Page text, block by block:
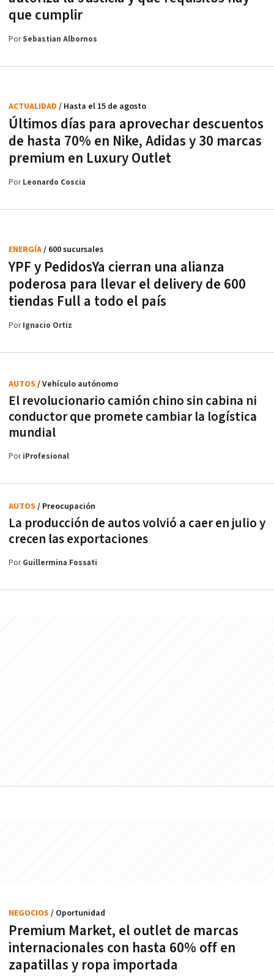
que cumplir
PorSebastian Albornos
Últimos días para aprovechar descuentos
de hasta 70% en Nike, Adidas y 30 marcas
premium en Luxury Outlet
ACTUALIDAD / Hasta el 15 de agosto
PorLeonardo Coscia
YPF y PedidosYa cierran una alianza
poderosa para llevar el delivery de 600
tiendas Full a todo el país
ENERGÍA/ 600 sucursales
PorIgnacio Ortiz
El revolucionario camión chino sin cabina ni
conductor que promete cambiar la logística
mundial
AUTOS / Vehículo autónomo
PoriProfesional
La producción de autos volvió a caer en julio y
crecen las exportaciones
AUTOS / Preocupación
PorGuillermina Fossati
Premium Market, el outlet de marcas
internacionales con hasta 60% off en
zapatillas y ropa importada
NEGOCIOS / Oportunidad